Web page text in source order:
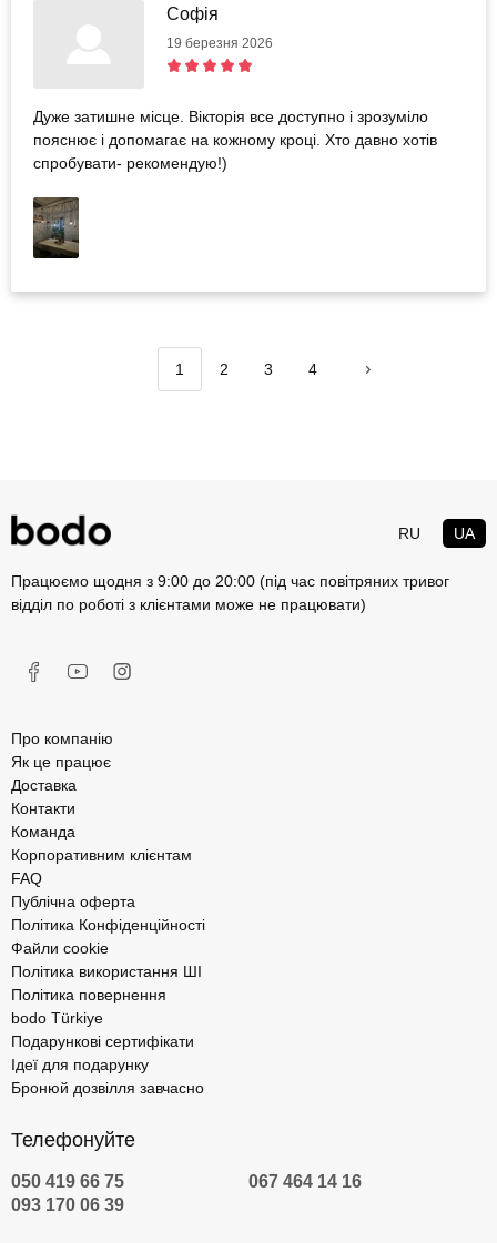
Софія
19 березня 2026
Дуже затишне місце. Вікторія все доступно і зрозуміло
пояснює і допомагає на кожному кроці. Хто давно хотів
спробувати- рекомендую!)
1 2 3 4
RU UA
Працюємо щодня з 9:00 до 20:00 (під час повітряних тривог
відділ по роботі з клієнтами може не працювати)
Про компанію
Як це працює
Доставка
Контакти
Команда
Корпоративним клієнтам
FAQ
Публічна оферта
Політика Конфіденційності
Файли cookie
Політика використання ШІ
Політика повернення
bodo Türkiye
Подарункові сертифікати
Ідеї для подарунку
Бронюй дозвілля завчасно
Телефонуйте
050 419 66 75
067 464 14 16
093 170 06 39